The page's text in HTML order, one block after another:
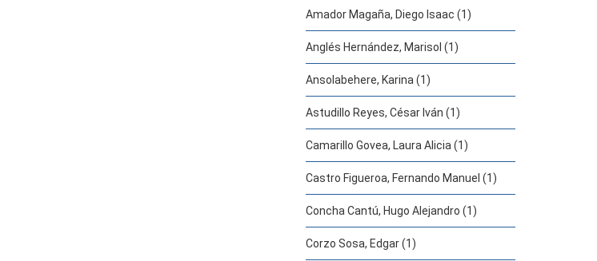
Amador Magaña, Diego Isaac (1)
Anglés Hernández, Marisol (1)
Ansolabehere, Karina (1)
Astudillo Reyes, César Iván (1)
Camarillo Govea, Laura Alicia (1)
Castro Figueroa, Fernando Manuel (1)
Concha Cantú, Hugo Alejandro (1)
Corzo Sosa, Edgar (1)